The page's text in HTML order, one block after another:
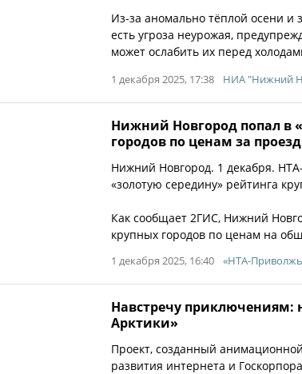
Из-за аномально тёплой осени
есть угроза неурожая,
может ослабить их перед
1 декабря 2025, 17:38 НИА "Нижний
Нижний Новгород попал в
городов по ценам за проезд
Нижний Новгород. 1 декабря.
«золотую середину» рейтинга
Как сообщает 2ГИС, Нижний
крупных городов по ценам на
1 декабря 2025, 16:40 «НТА-
Навстречу
Арктики»
Проект, созданный
развития интернета и